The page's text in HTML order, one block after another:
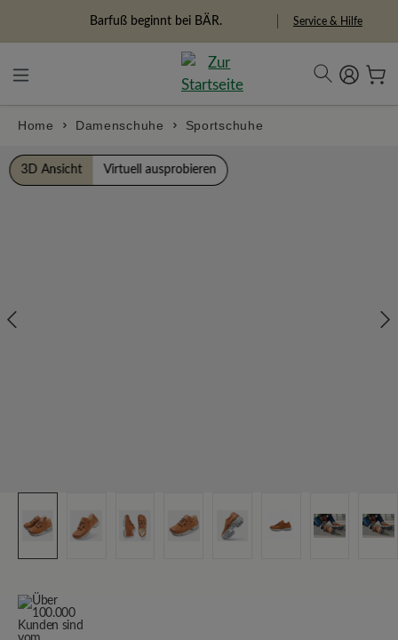
Freiheitspioniere Service & Hilfe
Home Damenschuhe Sportschuhe
Bildergalerie überspringen
3D Ansicht Virtuell ausprobieren